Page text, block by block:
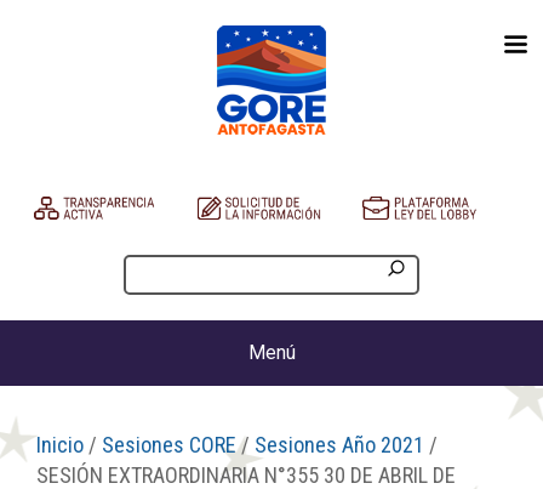
Menú
Inicio / Sesiones CORE/ Sesiones Año 2021 /
SESIÓN EXTRAORDINARIA N°355 30 DE ABRIL DE